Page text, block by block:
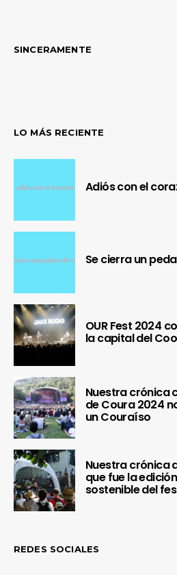
SINCERAMENTE
LO MÁS RECIENTE
Adiós con el
Se cierra un
OUR Fest 2024
la capital del
Nuestra crónica
de Coura 2024
un Couraíso
Nuestra crónica
que fue la
sostenible del
REDES SOCIALES